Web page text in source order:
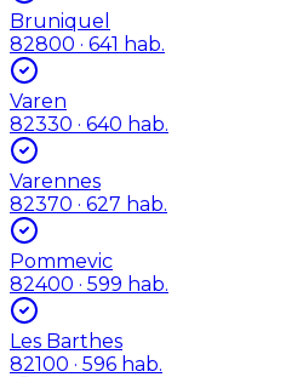
Bruniquel
82800 · 641 hab.
Varen
82330 · 640 hab.
Varennes
82370 · 627 hab.
Pommevic
82400 · 599 hab.
Les Barthes
82100 · 596 hab.